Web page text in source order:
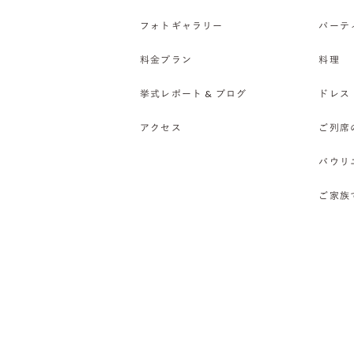
フォトギャラリー
料金プラン
挙式レポート & ブログ
アクセス
パーテ
料理
ドレス
ご列席
バウリ
ご家族